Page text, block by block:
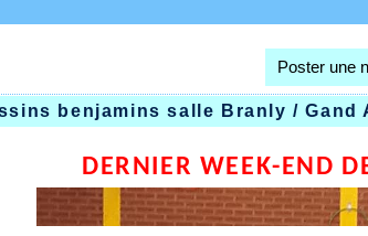
Poster une
benjamins salle Branly / Gand
DERNIER WEEK-END